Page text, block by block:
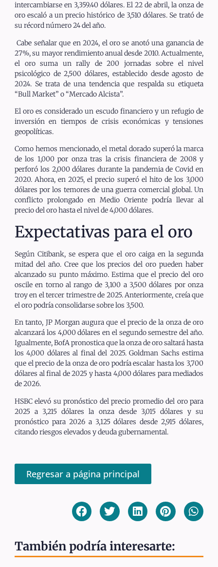
intercambiarse en 3,359.40 dólares. El 22 de abril, la onza de
oro escaló a un precio histórico de 3,510 dólares. Se trató de
su récord número 24 del año.
Cabe señalar que en 2024, el oro se anotó una ganancia de
27%, su mayor rendimiento anual desde 2010. Actualmente,
el oro suma un rally de 200 jornadas sobre el nivel
psicológico de 2,500 dólares, establecido desde agosto de
2024. Se trata de una tendencia que respalda su etiqueta
“Bull Market” o “Mercado Alcista”.
El oro es considerado un escudo financiero y un refugio de
inversión en tiempos de crisis económicas y tensiones
geopolíticas.
Como hemos mencionado, el metal dorado superó la marca
de los 1,000 por onza tras la crisis financiera de 2008 y
perforó los 2,000 dólares durante la pandemia de Covid en
2020. Ahora, en 2025, el precio superó el hito de los 3,000
dólares por los temores de una guerra comercial global. Un
conflicto prolongado en Medio Oriente podría llevar al
precio del oro hasta el nivel de 4,000 dólares.
Expectativas para el oro
Según Citibank, se espera que el oro caiga en la segunda
mitad del año. Cree que los precios del oro pueden haber
alcanzado su punto máximo. Estima que el precio del oro
oscile en torno al rango de 3,100 a 3,500 dólares por onza
troy en el tercer trimestre de 2025. Anteriormente, creía que
el oro podría consolidarse sobre los 3,500.
En tanto, JP Morgan augura que el precio de la onza de oro
alcanzará los 4,000 dólares en el segundo semestre del año.
Igualmente, BofA pronostica que la onza de oro saltará hasta
los 4,000 dólares al final del 2025. Goldman Sachs estima
que el precio de la onza de oro podría escalar hasta los 3,700
dólares al final de 2025 y hasta 4,000 dólares para mediados
de 2026.
HSBC elevó su pronóstico del precio promedio del oro para
2025 a 3,215 dólares la onza desde 3,015 dólares y su
pronóstico para 2026 a 3,125 dólares desde 2,915 dólares,
citando riesgos elevados y deuda gubernamental.
Regresar a página principal
También podría interesarte: